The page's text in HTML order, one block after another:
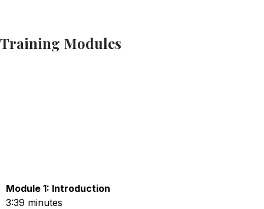
Training Modules
Module 1: Introduction
3:39 minutes